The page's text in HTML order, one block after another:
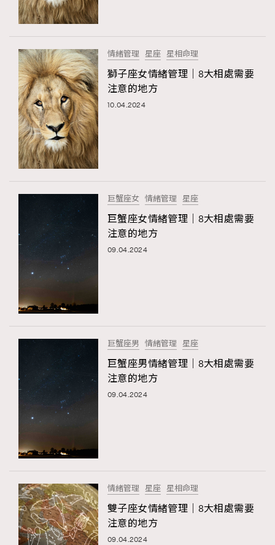
煲劇日常
玩物壯志
本人已詳閱並同意遵守本文列明條款及細則。 請瀏覽
(nmg.com.hk/privacy) 閱讀本公司的私隱政策聲明。
本人願意接收新傳媒集團的最新消息及其他宣傳資訊，本人同意
新傳媒集團使用本人的個人資料於任何推廣用途。
About us Collaboration Opportunity
New Media Group | Madame Figaro editions: France | Greece
| Japan | Portugal | Spain
當巨蟹座遇上處女座 Tyson Yoshi x 林家謙
情緒管理 星座 星相命理
獅子座女情緒管理｜8大相處需要
注意的地方
10.04.2024
巨蟹座女 情緒管理 星座
巨蟹座女情緒管理｜8大相處需要
注意的地方
09.04.2024
巨蟹座男 情緒管理 星座
巨蟹座男情緒管理｜8大相處需要
注意的地方
09.04.2024
情緒管理 星座 星相命理
雙子座女情緒管理｜8大相處需要
注意的地方
09.04.2024